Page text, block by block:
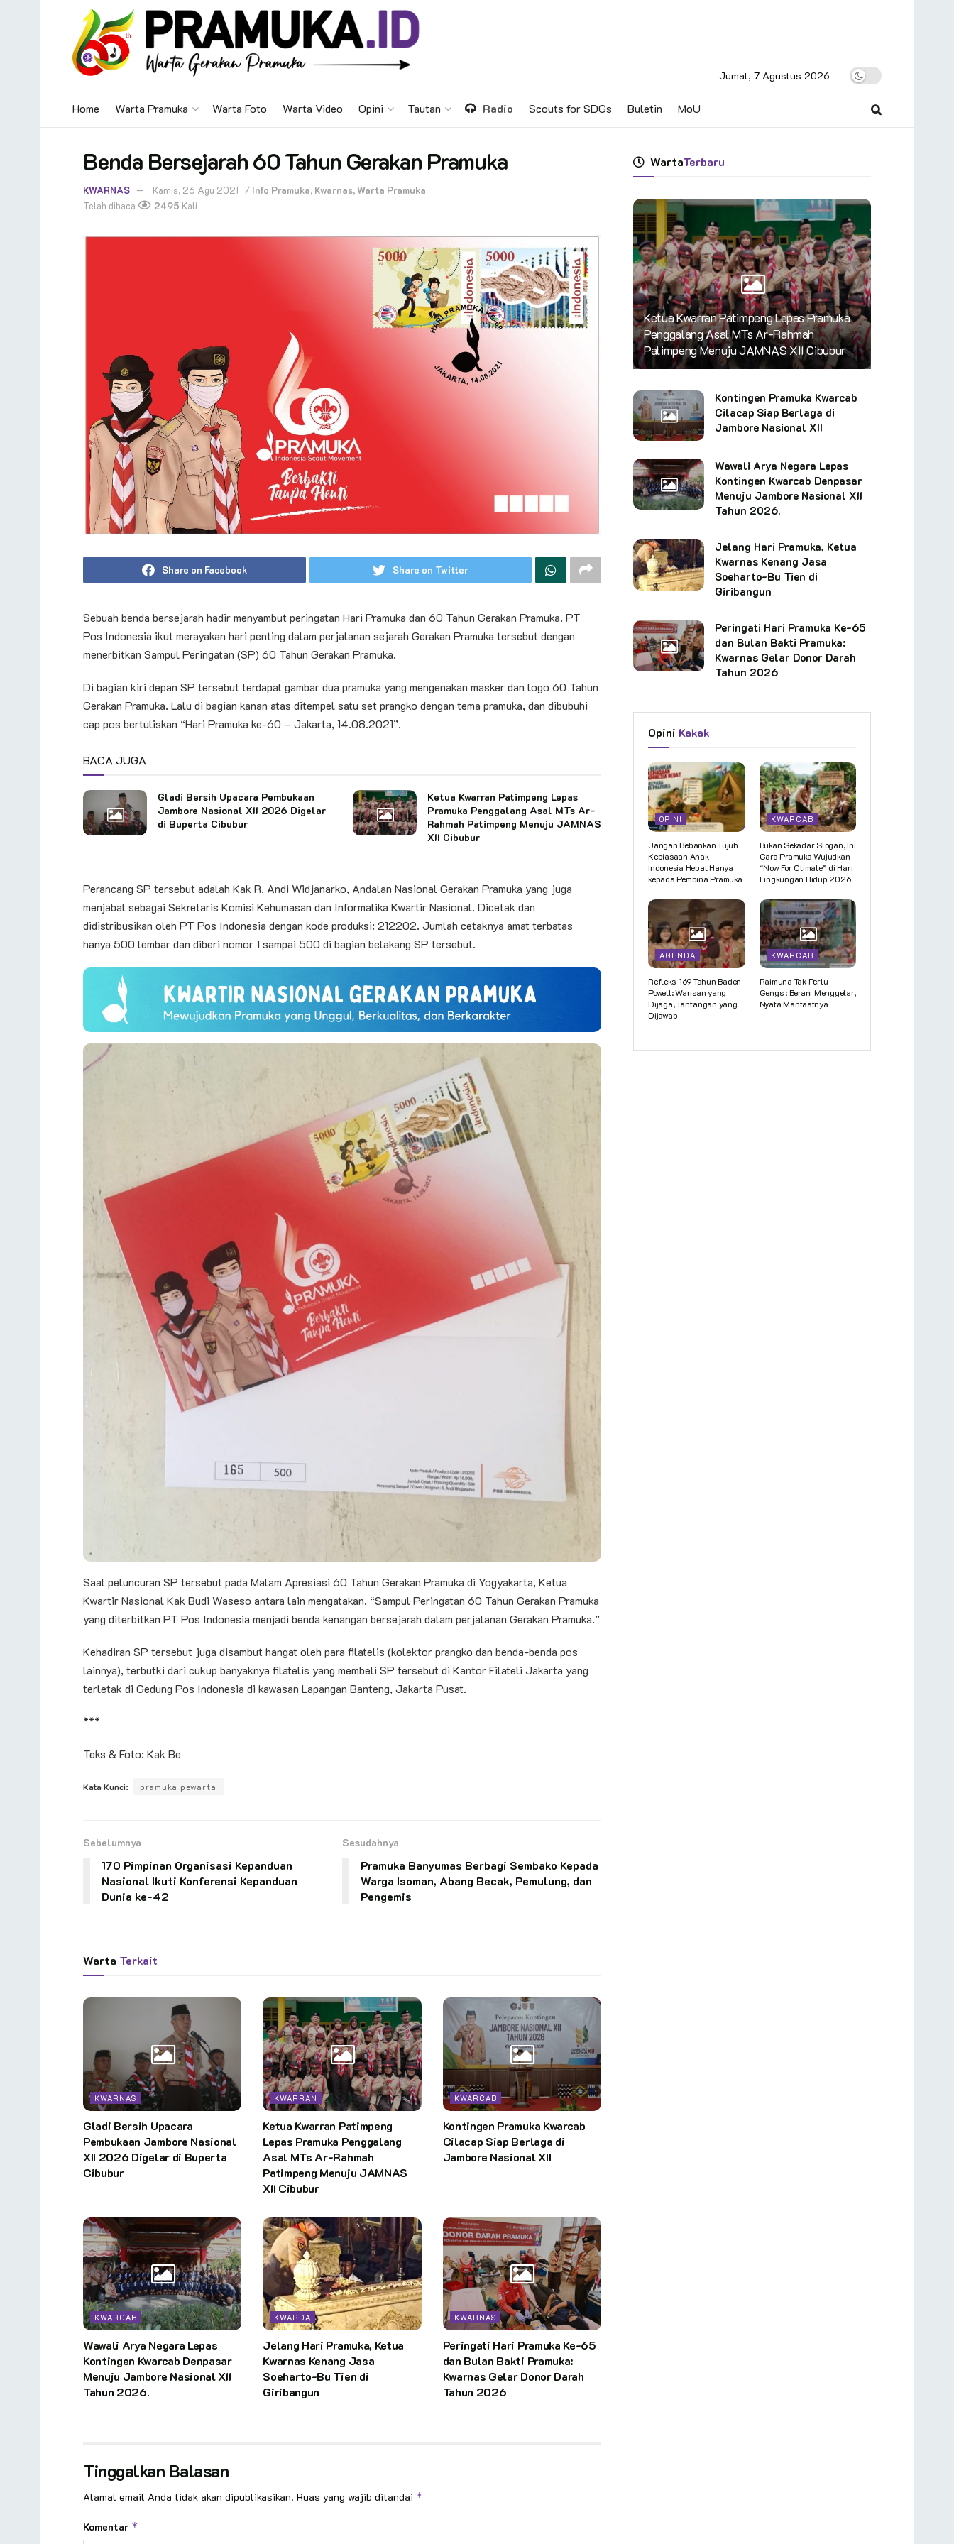
Jumat, 7 Agustus 2026
Home Warta Pramuka Warta Foto Warta Video Opini Tautan Radio Scouts for SDGs Buletin MoU
Benda Bersejarah 60 Tahun Gerakan Pramuka
KWARNAS Kamis, 26 Agu 2021 / Info Pramuka, Kwarnas,Warta Pramuka
Telah dibaca
2495 Kali
Share on Facebook Share on Twitter
Sebuah benda bersejarah hadir menyambut peringatan Hari Pramuka dan 60 Tahun Gerakan Pramuka. PT
Pos Indonesia ikut merayakan hari penting dalam perjalanan sejarah Gerakan Pramuka tersebut dengan
menerbitkan Sampul Peringatan (SP) 60 Tahun Gerakan Pramuka.
Di bagian kiri depan SP tersebut terdapat gambar dua pramuka yang mengenakan masker dan logo 60 Tahun
Gerakan Pramuka. Lalu di bagian kanan atas ditempel satu set prangko dengan tema pramuka, dan dibubuhi
cap pos bertuliskan “Hari Pramuka ke-60 – Jakarta, 14.08.2021”.
BACA JUGA
Gladi Bersih Upacara Pembukaan
Jambore Nasional XII 2026 Digelar
di Buperta Cibubur
Ketua Kwarran Patimpeng Lepas
Pramuka Penggalang Asal MTs Ar-
Rahmah Patimpeng Menuju JAMNAS
XII Cibubur
Perancang SP tersebut adalah Kak R. Andi Widjanarko, Andalan Nasional Gerakan Pramuka yang juga
menjabat sebagai Sekretaris Komisi Kehumasan dan Informatika Kwartir Nasional. Dicetak dan
didistribusikan oleh PT Pos Indonesia dengan kode produksi: 212202. Jumlah cetaknya amat terbatas
hanya 500 lembar dan diberi nomor 1 sampai 500 di bagian belakang SP tersebut.
Saat peluncuran SP tersebut pada Malam Apresiasi 60 Tahun Gerakan Pramuka di Yogyakarta, Ketua
Kwartir Nasional Kak Budi Waseso antara lain mengatakan, “Sampul Peringatan 60 Tahun Gerakan Pramuka
yang diterbitkan PT Pos Indonesia menjadi benda kenangan bersejarah dalam perjalanan Gerakan Pramuka.”
Kehadiran SP tersebut juga disambut hangat oleh para filatelis (kolektor prangko dan benda-benda pos
lainnya), terbutki dari cukup banyaknya filatelis yang membeli SP tersebut di Kantor Filateli Jakarta yang
terletak di Gedung Pos Indonesia di kawasan Lapangan Banteng, Jakarta Pusat.
***
Teks & Foto: Kak Be
Kata Kunci: pramuka pewarta
Sebelumnya
170 Pimpinan Organisasi Kepanduan
Nasional Ikuti Konferensi Kepanduan
Dunia ke-42
Sesudahnya
Pramuka Banyumas Berbagi Sembako Kepada
Warga Isoman, Abang Becak, Pemulung, dan
Pengemis
Warta Terkait
KWARNAS
Gladi Bersih Upacara
Pembukaan Jambore Nasional
XII 2026 Digelar di Buperta
Cibubur
KWARRAN
Ketua Kwarran Patimpeng
Lepas Pramuka Penggalang
Asal MTs Ar-Rahmah
Patimpeng Menuju JAMNAS
XII Cibubur
KWARCAB
Kontingen Pramuka Kwarcab
Cilacap Siap Berlaga di
Jambore Nasional XII
KWARCAB
Wawali Arya Negara Lepas
Kontingen Kwarcab Denpasar
Menuju Jambore Nasional XII
Tahun 2026.
KWARDA
Jelang Hari Pramuka, Ketua
Kwarnas Kenang Jasa
Soeharto-Bu Tien di
Giribangun
KWARNAS
Peringati Hari Pramuka Ke-65
dan Bulan Bakti Pramuka:
Kwarnas Gelar Donor Darah
Tahun 2026
Tinggalkan Balasan
Alamat email Anda tidak akan dipublikasikan. Ruas yang wajib ditandai *
Komentar *
WartaTerbaru
Ketua Kwarran Patimpeng Lepas Pramuka
Penggalang Asal MTs Ar-Rahmah
Patimpeng Menuju JAMNAS XII Cibubur
Kontingen Pramuka Kwarcab
Cilacap Siap Berlaga di
Jambore Nasional XII
Wawali Arya Negara Lepas
Kontingen Kwarcab Denpasar
Menuju Jambore Nasional XII
Tahun 2026.
Jelang Hari Pramuka, Ketua
Kwarnas Kenang Jasa
Soeharto-Bu Tien di
Giribangun
Peringati Hari Pramuka Ke-65
dan Bulan Bakti Pramuka:
Kwarnas Gelar Donor Darah
Tahun 2026
Opini Kakak
OPINI
Jangan Bebankan Tujuh
Kebiasaan Anak
Indonesia Hebat Hanya
kepada Pembina Pramuka
KWARCAB
Bukan Sekadar Slogan, Ini
Cara Pramuka Wujudkan
“Now For Climate” di Hari
Lingkungan Hidup 2026
AGENDA
Refleksi 169 Tahun Baden-
Powell: Warisan yang
Dijaga, Tantangan yang
Dijawab
KWARCAB
Raimuna Tak Perlu
Gengsi: Berani Menggelar,
Nyata Manfaatnya